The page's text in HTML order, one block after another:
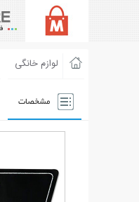
لوازم خانگی
مشخصات